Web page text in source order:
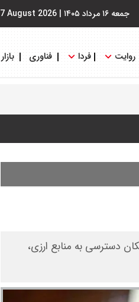
جمعه ۱۶ مرداد ۱۴۰۵ |
7 August 2026
روایت فردا فناوری بازار
دسترسی به منابع ارزی،